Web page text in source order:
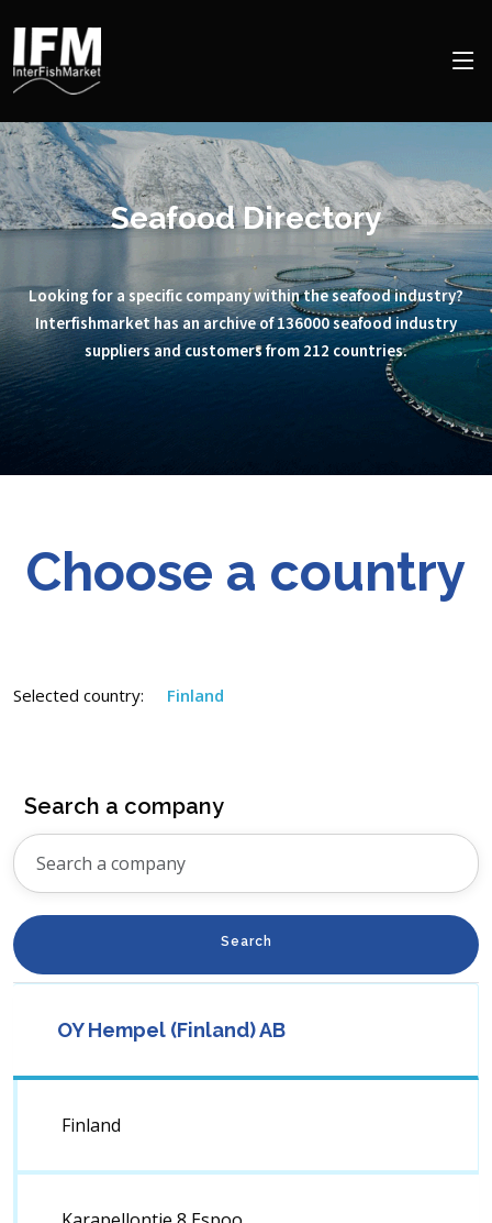
Seafood Directory
Looking for a specific company within the seafood industry?
Interfishmarket has an archive of 136000 seafood industry
suppliers and customers from 212 countries.
Choose a country
Selected country: Finland
Search a company
Search
OY Hempel (Finland) AB
Finland